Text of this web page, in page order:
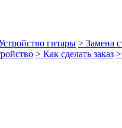
гитары > Замена
> Как сделать заказ